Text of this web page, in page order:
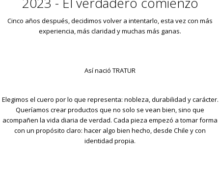
Cinco años después, decidimos volver a intentarlo, esta vez con más
experiencia, más claridad y muchas más ganas.
Así nació TRATUR
Elegimos el cuero por lo que representa: nobleza, durabilidad y carácter.
Queríamos crear productos que no solo se vean bien, sino que
acompañen la vida diaria de verdad. Cada pieza empezó a tomar forma
con un propósito claro: hacer algo bien hecho, desde Chile y con
identidad propia.